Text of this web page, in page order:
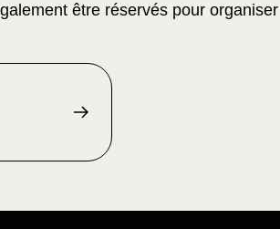
être réservés pour organiser